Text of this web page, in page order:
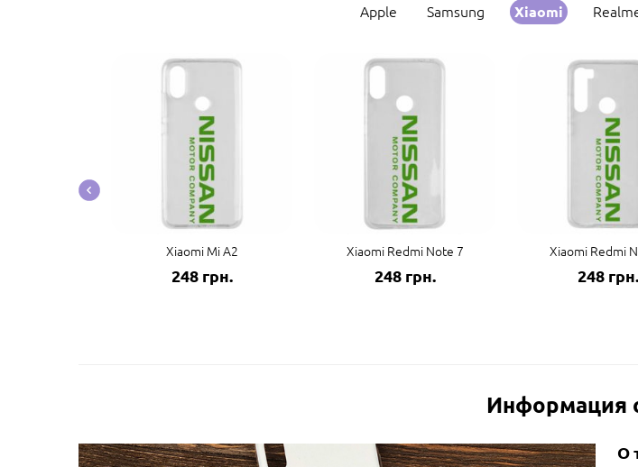
Apple Samsung Xiaomi
Xiaomi Mi A2
248 грн.
Xiaomi Redmi Note 7
248 грн.
Xiaomi Redmi
248 грн.
Информация
О